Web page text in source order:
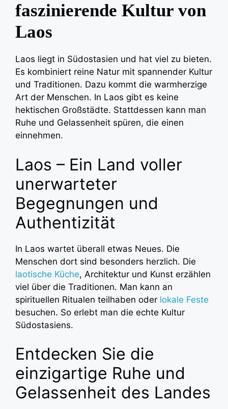
faszinierende Kultur von
Laos
Laos liegt in Südostasien und hat viel zu bieten.
Es kombiniert reine Natur mit spannender Kultur
und Traditionen. Dazu kommt die warmherzige
Art der Menschen. In Laos gibt es keine
hektischen Großstädte. Stattdessen kann man
Ruhe und Gelassenheit spüren, die einen
einnehmen.
Laos – Ein Land voller
unerwarteter
Begegnungen und
Authentizität
In Laos wartet überall etwas Neues. Die
Menschen dort sind besonders herzlich. Die
laotische Küche, Architektur und Kunst erzählen
viel über die Traditionen. Man kann an
spirituellen Ritualen teilhaben oder lokale Feste
besuchen. So erlebt man die echte Kultur
Südostasiens.
Entdecken Sie die
einzigartige Ruhe und
Gelassenheit des Landes